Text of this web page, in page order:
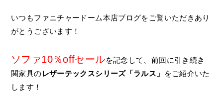
いつもファニチャードーム本店ブログをご覧いただきあり
がとうございます！
ソファ10％offセールを記念して、前回に引き続き
関家具のレザーテックスシリーズ「ラルス」
をご紹介いた
します！